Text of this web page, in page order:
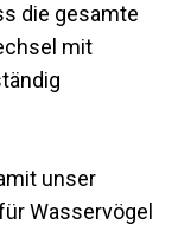
die gesamte
mit
unser
Wasservögel